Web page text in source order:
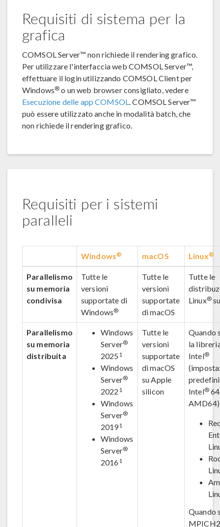
Requisiti di sistema per la
grafica
COMSOL Server™ non richiede il rendering grafico.
Per utilizzare l'interfaccia web COMSOL Server™,
effettuare il login utilizzando COMSOL Client per
Windows® o un web browser consigliato, vedere
Esecuzione delle app COMSOL. COMSOL Server™
può essere utilizzato anche in modalità batch, che
non richiede il rendering grafico.
Requisiti per i sistemi
paralleli
Windows® macOS Linux®
Parallelismo
su memoria
condivisa
Tutte le
versioni
supportate di
Windows®
Tutte le
versioni
supportate
di macOS
Tutte le
Linux®
Parallelismo
su memoria
distribuita
Windows
Server®
2025 1
Windows
Server®
2022 1
Windows
Server®
20191
Windows
Server®
20161
Tutte le
versioni
supportate
di macOS
su Apple
silicon
Quando
la
Intel®
Intel®64
Quando
MPICH2